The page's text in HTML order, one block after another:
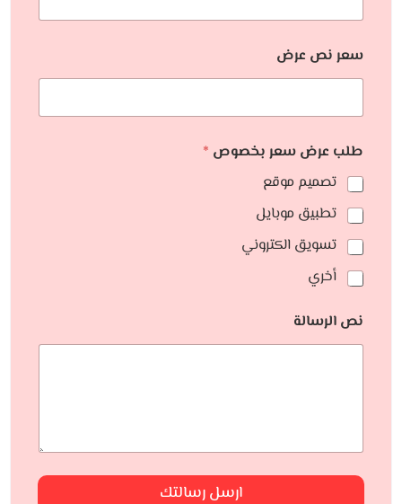
سعر نص عرض
طلب عرض سعر بخصوص *
تصميم موقع
تطبيق موبايل
تسويق الكتروني
أخري
نص الرسالة
ارسل رسالتك